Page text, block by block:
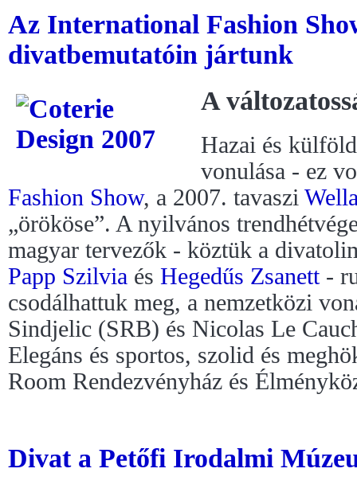
Az International Fashion
divatbemutatóin jártunk
A
Hazai és
vonulása - ez
Fashion Show, a 2007. tavaszi
„örököse”. A nyilvános
magyar tervezők - köztük a
Papp Szilvia és Hegedűs Zsanett-
csodálhattuk meg, a nemzetközi
Sindjelic (SRB) és Nicolas Le
Elegáns és sportos, szolid és
Room Rendezvényház és
Divat a Petőfi Irodalmi